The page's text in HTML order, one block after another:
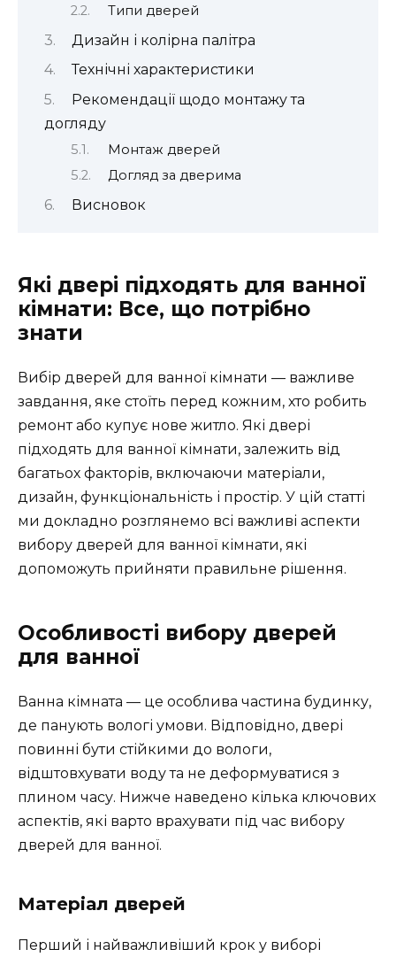
Типи дверей
Дизайн і колірна палітра
Технічні характеристики
Рекомендації щодо монтажу та
догляду
Монтаж дверей
Догляд за дверима
Висновок
Які двері підходять для ванної
кімнати: Все, що потрібно
знати
Вибір дверей для ванної кімнати — важливе
завдання, яке стоїть перед кожним, хто робить
ремонт або купує нове житло. Які двері
підходять для ванної кімнати, залежить від
багатьох факторів, включаючи матеріали,
дизайн, функціональність і простір. У цій статті
ми докладно розглянемо всі важливі аспекти
вибору дверей для ванної кімнати, які
допоможуть прийняти правильне рішення.
Особливості вибору дверей
для ванної
Ванна кімната — це особлива частина будинку,
де панують вологі умови. Відповідно, двері
повинні бути стійкими до вологи,
відштовхувати воду та не деформуватися з
плином часу. Нижче наведено кілька ключових
аспектів, які варто врахувати під час вибору
дверей для ванної.
Матеріал дверей
Перший і найважливіший крок у виборі